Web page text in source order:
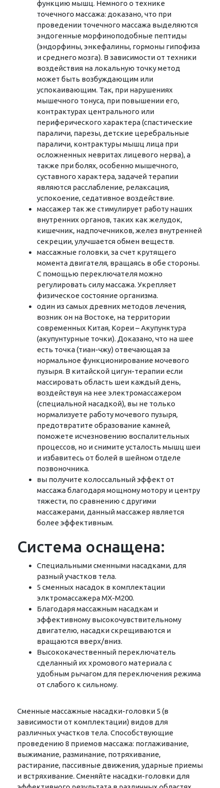
функцию мышц. Немного о технике
точечного массажа: доказано, что при
проведении точечного массажа выделяются
эндогенные морфиноподобные пептиды
(эндорфины, энкефалины, гормоны гипофиза
и среднего мозга). В зависимости от техники
воздействия на локальную точку метод
может быть возбуждающим или
успокаивающим. Так, при нарушениях
мышечного тонуса, при повышении его,
контрактурах центрального или
периферического характера (спастические
параличи, парезы, детские церебральные
параличи, контрактуры мышц лица при
осложненных невритах лицевого нерва), а
также при болях, особенно мышечного,
суставного характера, задачей терапии
являются расслабление, релаксация,
успокоение, седативное воздействие.
массажер так же стимулирует работу наших
внутренних органов, таких как желудок,
кишечник, надпочечников, желез внутренней
секреции, улучшается обмен веществ.
массажные головки, за счет крутящего
момента двигателя, вращаясь в обе стороны.
С помощью переключателя можно
регулировать силу массажа. Укрепляет
физическое состояние организма.
один из самых древних методов лечения,
возник он на Востоке, на территории
современных Китая, Кореи – Акупунктура
(акупунтурные точки). Доказано, что на шее
есть точка (тиан-чжу) отвечающая за
нормальное функционирование мочевого
пузыря. В китайской цигун-терапии если
массировать область шеи каждый день,
воздействуя на нее электромассажером
(специальной насадкой), вы не только
нормализуете работу мочевого пузыря,
предотвратите образование камней,
поможете исчезновению воспалительных
процессов, но и снимите усталость мышц шеи
и избавитесь от болей в шейном отделе
позвоночника.
вы получите колоссальный эффект от
массажа благодаря мощному мотору и центру
тяжести, по сравнению с другими
массажерами, данный массажер является
более эффективным.
Система оснащена:
Специальными сменными насадками, для
разный участков тела.
5 сменных насадок в комплектации
элктромассажера MX-M200.
Благодаря массажным насадкам и
эффективному высокочувствительному
двигателю, насадки скрещиваются и
вращаются вверх/вниз.
Высококачественный переключатель
сделанный их хромового материала с
удобным рычагом для переключения режима
от слабого к сильному.
Сменные массажные насадки-головки 5 (в
зависимости от комплектации) видов для
различных участков тела. Способствующие
проведению 8 приемов массажа: поглаживание,
выжимание, разминание, потряхивание,
растирание, пассивные движения, ударные приемы
и встряхивание. Сменяйте насадки-головки для